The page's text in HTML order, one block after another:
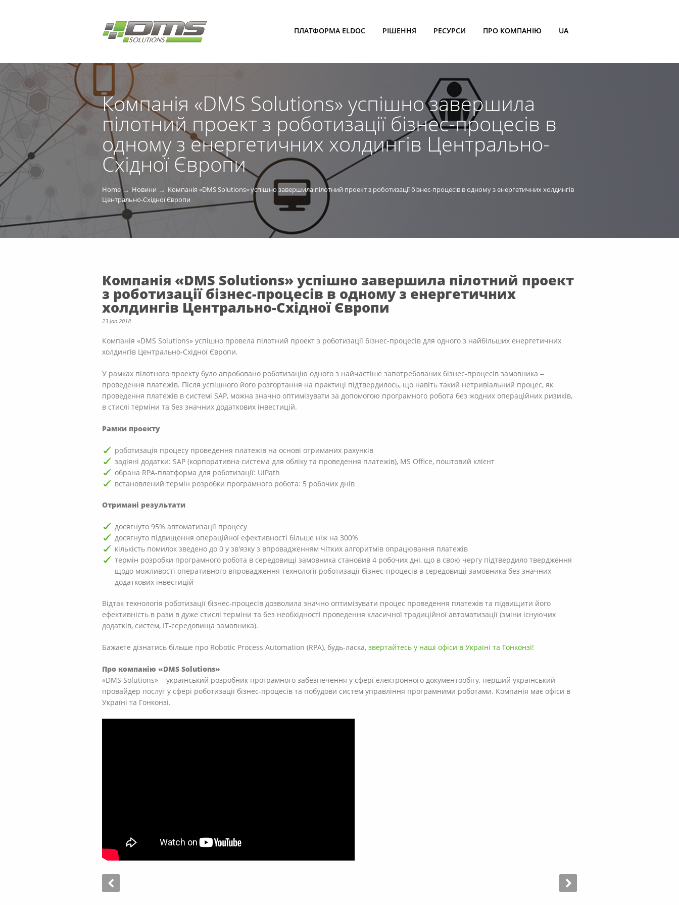
ПЛАТФОРМА ELDOC РІШЕННЯ РЕСУРСИ ПРО КОМПАНІЮ UA
Компанія «DMS Solutions» успішно завершила
пілотний проект з роботизації бізнес-процесів в
одному з енергетичних холдингів Центрально-
Східної Європи
Home Новини
Компанія «DMS Solutions» успішно завершила пілотний проект з роботизації бізнес-процесів в одному з енергетичних холдингів
Центрально-Східної Європи
Компанія «DMS Solutions» успішно завершила пілотний проект
з роботизації бізнес-процесів в одному з енергетичних
холдингів Центрально-Східної Європи
23 Jan 2018
Компанія «DMS Solutions» успішно провела пілотний проект з роботизації бізнес-процесів для одного з найбільших енергетичних
холдингів Центрально-Східної Європи.
У рамках пілотного проекту було апробовано роботизацію одного з найчастіше запотребованих бізнес-процесів замовника ‒
проведення платежів. Після успішного його розгортання на практиці підтвердилось, що навіть такий нетривіальний процес, як
проведення платежів в системі SAP, можна значно оптимізувати за допомогою програмного робота без жодних операційних ризиків,
в стислі терміни та без значних додаткових інвестицій.
Рамки проекту
роботизація процесу проведення платежів на основі отриманих рахунків
задіяні додатки: SAP (корпоративна система для обліку та проведення платежів), MS Office, поштовий клієнт
обрана RPA-платформа для роботизації: UiPath
встановлений термін розробки програмного робота: 5 робочих днів
Отримані результати
досягнуто 95% автоматизації процесу
досягнуто підвищення операційної ефективності більше ніж на 300%
кількість помилок зведено до 0 у зв'язку з впровадженням чітких алгоритмів опрацювання платежів
термін розробки програмного робота в середовищі замовника становив 4 робочих дні, що в свою чергу підтвердило твердження
щодо можливості оперативного впровадження технології роботизації бізнес-процесів в середовищі замовника без значних
додаткових інвестицій
Відтак технологія роботизації бізнес-процесів дозволила значно оптимізувати процес проведення платежів та підвищити його
ефективність в рази в дуже стислі терміни та без необхідності проведення класичної традиційної автоматизації (зміни існуючих
додатків, систем, ІТ-середовища замовника).
Бажаєте дізнатись більше про Robotic Process Automation (RPA), будь-ласка, звертайтесь у наші офіси в Україні та Гонконзі!
Про компанію «DMS Solutions»
«DMS Solutions» ‒ український розробник програмного забезпечення у сфері електронного документообігу, перший український
провайдер послуг у сфері роботизації бізнес-процесів та побудови систем управління програмними роботами. Компанія має офіси в
Україні та Гонконзі.